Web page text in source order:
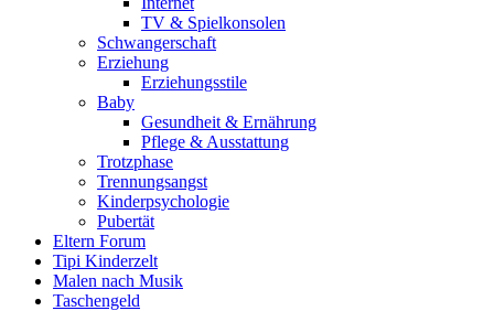
TV & Spielkonsolen
Schwangerschaft
Erziehung
Erziehungsstile
Baby
Gesundheit & Ernährung
Pflege & Ausstattung
Trotzphase
Trennungsangst
Kinderpsychologie
Pubertät
Eltern Forum
Tipi Kinderzelt
Malen nach Musik
Taschengeld